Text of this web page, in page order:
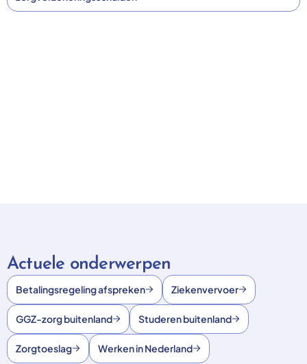
Actuele onderwerpen
Betalingsregeling afspreken Ziekenvervoer
GGZ-zorg buitenland Studeren buitenland
Zorgtoeslag Werken in Nederland